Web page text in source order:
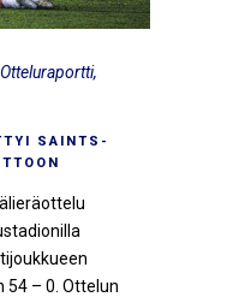
Otteluraportti,
SAINTS-
54 – 0. Ottelun